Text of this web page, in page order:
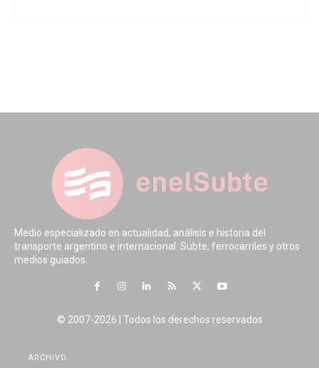
Medio especializado en actualidad, análisis e historia del
transporte argentino e internacional. Subte, ferrocarriles y otros
medios guiados.
© 2007-2026 | Todos los derechos reservados
ARCHIVO